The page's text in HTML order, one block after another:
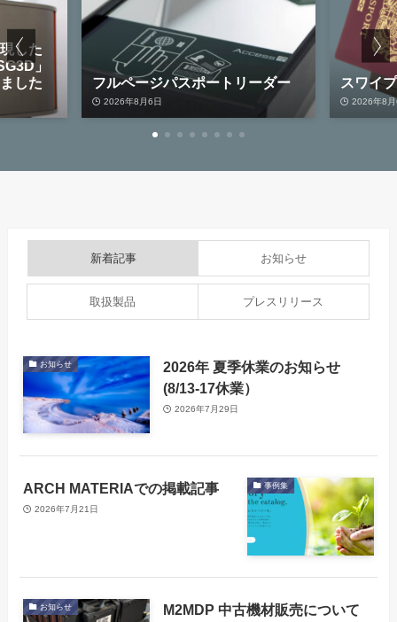
ルページパスポートリーダー スワイプ型パスポート
2026年8月6日
新着記事 お知らせ
取扱製品 プレスリリース
お知らせ
2026年 夏季休業のお知らせ
(8/13-17休業）
2026年7月29日
事例集
ARCH MATERIAでの掲載記事
2026年7月21日
お知らせ
M2MDP 中古機材販売について